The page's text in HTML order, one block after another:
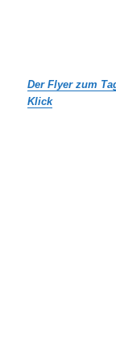
Der Flyer zum
Klick